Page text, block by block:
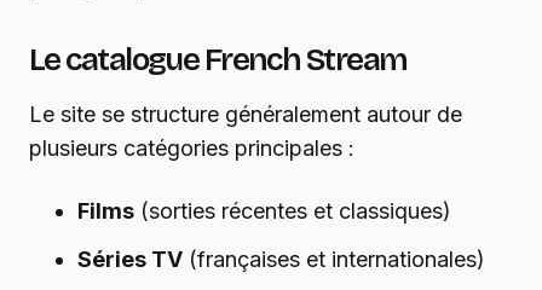
Le catalogue French Stream
Le site se structure généralement autour de
plusieurs catégories principales :
Films (sorties récentes et classiques)
Séries TV (françaises et internationales)